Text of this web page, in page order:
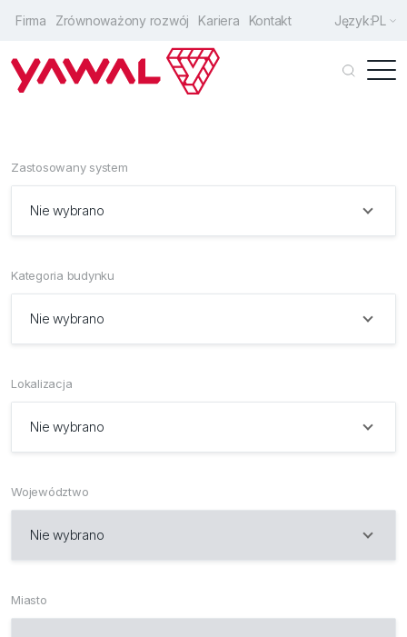
Firma Zrównoważony rozwój Kariera Kontakt Język:PL
Producenci
Drzwi przesuwne
Zastosowany system
Nie wybrano
Kategoria budynku
Nie wybrano
Lokalizacja
Nie wybrano
Województwo
Nie wybrano
Miasto